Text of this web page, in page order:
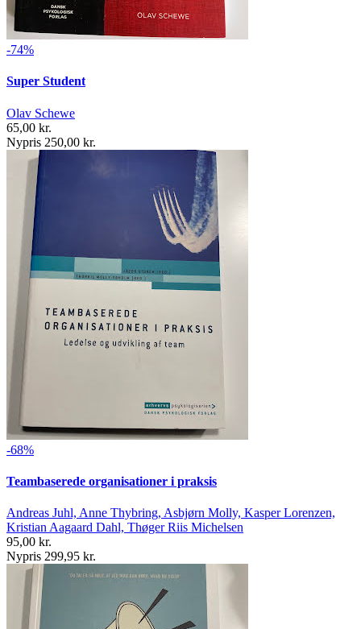
-74%
Super Student
Olav Schewe
65,00 kr.
Nypris 250,00 kr.
-68%
Teambaserede organisationer i praksis
Andreas Juhl, Anne Thybring, Asbjørn Molly, Kasper Lorenzen,
Kristian Aagaard Dahl, Thøger Riis Michelsen
95,00 kr.
Nypris 299,95 kr.